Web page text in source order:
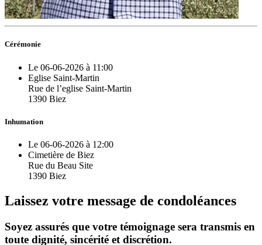
Cérémonie
Le 06-06-2026 à 11:00
Eglise Saint-Martin
Rue de l’eglise Saint-Martin
1390 Biez
Inhumation
Le 06-06-2026 à 12:00
Cimetière de Biez
Rue du Beau Site
1390 Biez
Laissez votre message de condoléances
Soyez assurés que votre témoignage sera transmis en
toute dignité, sincérité et discrétion.